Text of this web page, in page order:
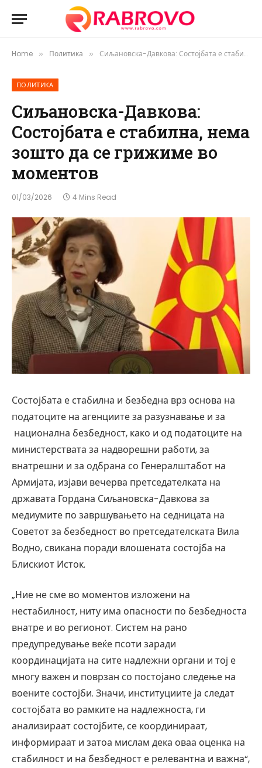
Home » Политика » Сиљановска-Давкова: Состојбата е стабилна, нема зошто да се грижиме во моментов
ПОЛИТИКА
Сиљановска-Давкова:
Состојбата е стабилна, нема
зошто да се грижиме во
моментов
01/03/2026 4 Mins Read
Состојбата е стабилна и безбедна врз основа на
податоците на агенциите за разузнавање и за
национална безбедност, како и од податоците на
министерствата за надворешни работи, за
внатрешни и за одбрана со Генералштабот на
Армијата, изјави вечерва претседателката на
државата Гордана Сиљановска-Давкова за
медиумите по завршувањето на седницата на
Советот за безбедност во претседателската Вила
Водно, свикана поради влошената состојба на
Блискиот Исток.
„Ние не сме во моментов изложени на
нестабилност, ниту има опасности по безбедноста
внатре и во регионот. Систем на рано
предупредување веќе псоти заради
координацијата на сите надлежни органи и тој е
многу важен и поврзан со постојано следење на
воените состојби. Значи, институциите ја следат
состојбата во рамките на надлежноста, ги
анализираат состојбите, се координираат,
информираат и затоа мислам дека оваа оценка на
стабилност и на безбедност е релевантна и важна“,